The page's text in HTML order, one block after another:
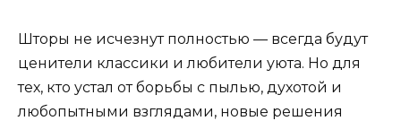
Шторы не исчезнут полностью — всегда будут
ценители классики и любители уюта. Но для
тех, кто устал от борьбы с пылью, духотой и
любопытными взглядами, новые решения